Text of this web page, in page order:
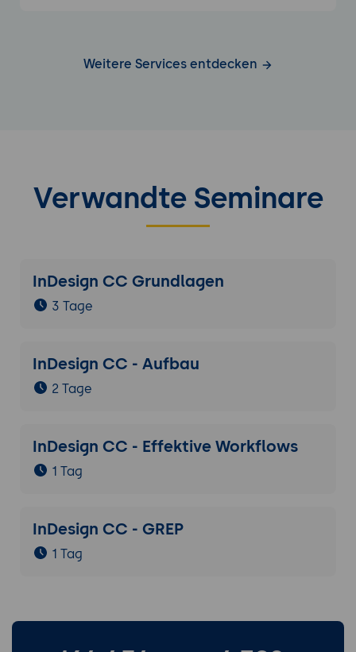
Weitere Services entdecken
Verwandte Seminare
InDesign CC Grundlagen
3 Tage
InDesign CC - Aufbau
2 Tage
InDesign CC - Effektive Workflows
1 Tag
InDesign CC - GREP
1 Tag